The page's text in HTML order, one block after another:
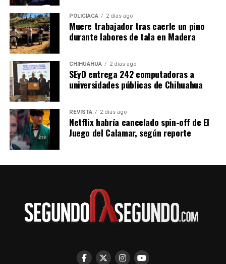
POLICIACA 2 días ago
Muere trabajador tras caerle un pino
durante labores de tala en Madera
CHIHUAHUA 2 días ago
SEyD entrega 242 computadoras a
universidades públicas de Chihuahua
REVISTA 2 días ago
Netflix habría cancelado spin-off de El
Juego del Calamar, según reporte